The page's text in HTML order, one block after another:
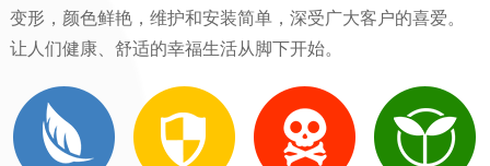
变形，颜色鲜艳，维护和安装简单，深受广大客户的喜爱。
让人们健康、舒适的幸福生活从脚下开始。